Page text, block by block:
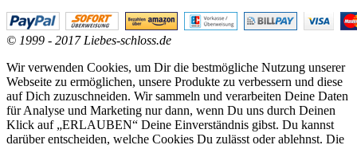
© 1999 - 2017 Liebes-schloss.de
Wir verwenden Cookies, um Dir die bestmögliche Nutzung unserer
Webseite zu ermöglichen, unsere Produkte zu verbessern und diese
auf Dich zuzuschneiden. Wir sammeln und verarbeiten Deine Daten
für Analyse und Marketing nur dann, wenn Du uns durch Deinen
Klick auf „ERLAUBEN“ Deine Einverständnis gibst. Du kannst
darüber entscheiden, welche Cookies Du zulässt oder ablehnst. Die